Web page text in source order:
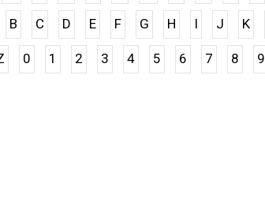
B C D E F G H I J K
0 1 2 3 4 5 6 7 8 9